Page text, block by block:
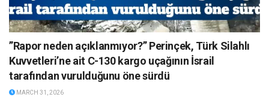
”Rapor neden açıklanmıyor?” Perinçek, Türk Silahlı
Kuvvetleri’ne ait C-130 kargo uçağının İsrail
tarafından vurulduğunu öne sürdü
MARCH 31, 2026